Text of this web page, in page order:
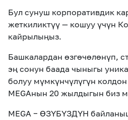
Бул сунуш корпоративдик
жеткиликтүү — кошуу үчүн
кайрылыңыз.
Башкалардан өзгөчөлөнүп,
эң сонун баада чыныгы
болуу мүмкүнчүлүгүн
MEGAнын 20 жылдыгын биз
MEGA − ӨЗYБYЗДYН